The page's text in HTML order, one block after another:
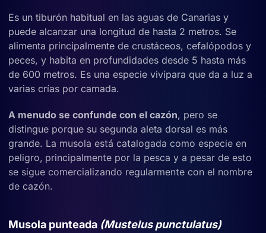
Es un tiburón habitual en las aguas de Canarias y
puede alcanzar una longitud de hasta 2 metros. Se
alimenta principalmente de crustáceos, cefalópodos y
peces, y habita en profundidades desde 5 hasta más
de 600 metros. Es una especie vivípara que da a luz a
varias crías por camada.
A menudo se confunde con el cazón, pero se
distingue porque su segunda aleta dorsal es más
grande. La musola está catalogada como especie en
peligro, principalmente por la pesca y a pesar de esto
se sigue comercializando regularmente con el nombre
de cazón.
Musola punteada (Mustelus punctulatus)